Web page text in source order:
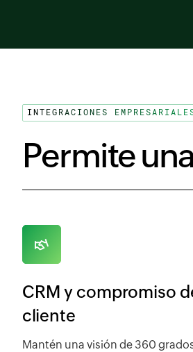
INTEGRACIONES
Permite
CRM y compromiso
cliente
Mantén una visión de 360